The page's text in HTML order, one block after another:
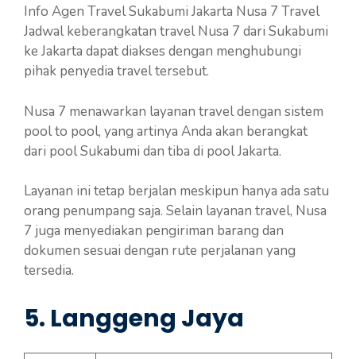
Info Agen Travel Sukabumi Jakarta Nusa 7 Travel
Jadwal keberangkatan travel Nusa 7 dari Sukabumi
ke Jakarta dapat diakses dengan menghubungi
pihak penyedia travel tersebut.
Nusa 7 menawarkan layanan travel dengan sistem
pool to pool, yang artinya Anda akan berangkat
dari pool Sukabumi dan tiba di pool Jakarta.
Layanan ini tetap berjalan meskipun hanya ada satu
orang penumpang saja. Selain layanan travel, Nusa
7 juga menyediakan pengiriman barang dan
dokumen sesuai dengan rute perjalanan yang
tersedia.
5. Langgeng Jaya